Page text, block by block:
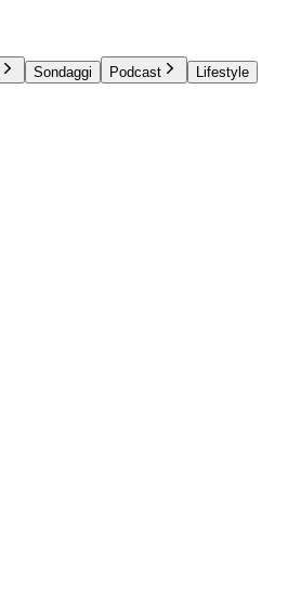
Sondaggi Podcast
Lifestyle